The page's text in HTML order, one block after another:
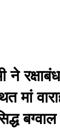
ने
मां